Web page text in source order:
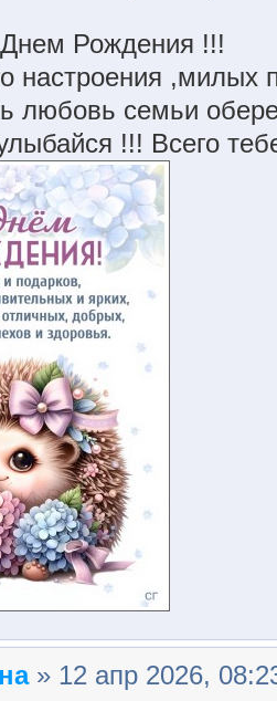
Рождения !!!
настроения ,милых
любовь семьи
!!! Всего
» 12 апр 2026,